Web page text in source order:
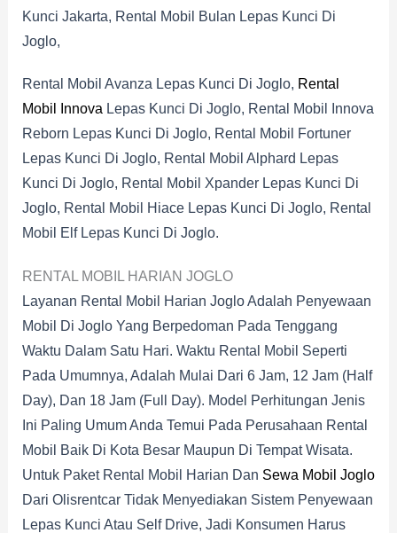
Kunci Jakarta, Rental Mobil Bulan Lepas Kunci Di
Joglo,
Rental Mobil Avanza Lepas Kunci Di Joglo, Rental
Mobil Innova Lepas Kunci Di Joglo, Rental Mobil Innova
Reborn Lepas Kunci Di Joglo, Rental Mobil Fortuner
Lepas Kunci Di Joglo, Rental Mobil Alphard Lepas
Kunci Di Joglo, Rental Mobil Xpander Lepas Kunci Di
Joglo, Rental Mobil Hiace Lepas Kunci Di Joglo, Rental
Mobil Elf Lepas Kunci Di Joglo.
RENTAL MOBIL HARIAN JOGLO
Layanan Rental Mobil Harian Joglo Adalah Penyewaan
Mobil Di Joglo Yang Berpedoman Pada Tenggang
Waktu Dalam Satu Hari. Waktu Rental Mobil Seperti
Pada Umumnya, Adalah Mulai Dari 6 Jam, 12 Jam (half
Day), Dan 18 Jam (full Day). Model Perhitungan Jenis
Ini Paling Umum Anda Temui Pada Perusahaan Rental
Mobil Baik Di Kota Besar Maupun Di Tempat Wisata.
Untuk Paket Rental Mobil Harian Dan Sewa Mobil Joglo
Dari Olisrentcar Tidak Menyediakan Sistem Penyewaan
Lepas Kunci Atau Self Drive, Jadi Konsumen Harus